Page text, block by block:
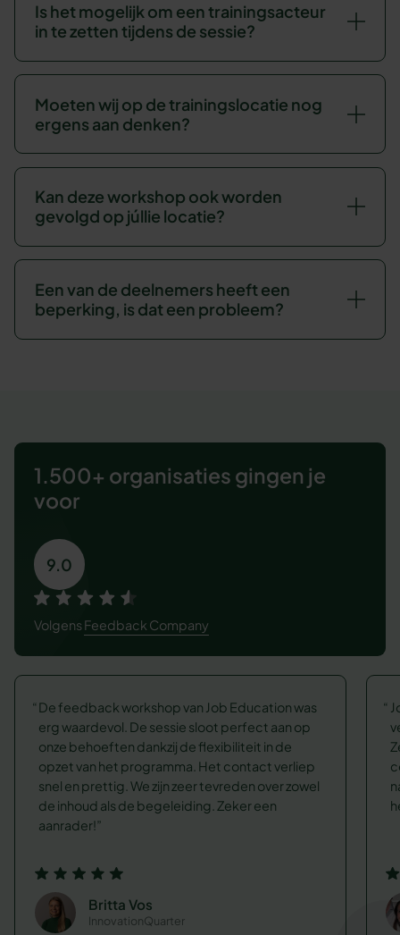
Is het mogelijk om een trainingsacteur
in te zetten tijdens de sessie?
Moeten wij op de trainingslocatie nog
ergens aan denken?
Kan deze workshop ook worden
gevolgd op júllie locatie?
Een van de deelnemers heeft een
beperking, is dat een probleem?
1.500+ organisaties gingen je
voor
9.0
VolgensFeedback Company
De feedback workshop van Job Education was
erg waardevol. De sessie sloot perfect aan op
onze behoeften dankzij de flexibiliteit in de
opzet van het programma. Het contact verliep
snel en prettig. We zijn zeer tevreden over zowel
de inhoud als de begeleiding. Zeker een
aanrader!
Britta Vos
InnovationQuarter